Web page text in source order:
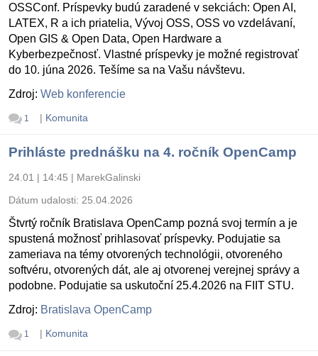
OSSConf. Príspevky budú zaradené v sekciách: Open AI,
LATEX, R a ich priatelia, Vývoj OSS, OSS vo vzdelávaní,
Open GIS & Open Data, Open Hardware a
Kyberbezpečnosť. Vlastné príspevky je možné registrovať
do 10. júna 2026. Tešíme sa na Vašu návštevu.
Zdroj: Web konferencie
1 | Komunita
Prihláste prednášku na 4. ročník OpenCamp
24.01 | 14:45 | MarekGalinski
Dátum udalosti: 25.04.2026
Štvrtý ročník Bratislava OpenCamp pozná svoj termín a je
spustená možnosť prihlasovať príspevky. Podujatie sa
zameriava na témy otvorených technológii, otvoreného
softvéru, otvorených dát, ale aj otvorenej verejnej správy a
podobne. Podujatie sa uskutoční 25.4.2026 na FIIT STU.
Zdroj: Bratislava OpenCamp
1 | Komunita